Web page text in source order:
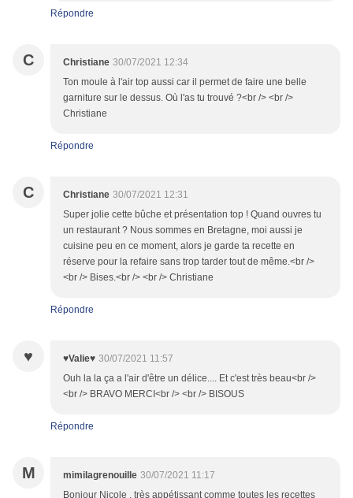
Répondre
C Christiane 30/07/2021 12:34
Ton moule à l'air top aussi car il permet de faire une belle
garniture sur le dessus. Où l'as tu trouvé ?<br /> <br />
Christiane
Répondre
C Christiane 30/07/2021 12:31
Super jolie cette bûche et présentation top ! Quand ouvres tu
un restaurant ? Nous sommes en Bretagne, moi aussi je
cuisine peu en ce moment, alors je garde ta recette en
réserve pour la refaire sans trop tarder tout de même.<br />
<br /> Bises.<br /> <br /> Christiane
Répondre
♥ ♥Valie♥ 30/07/2021 11:57
Ouh la la ça a l'air d'être un délice.... Et c'est très beau<br />
<br /> BRAVO MERCI<br /> <br /> BISOUS
Répondre
M mimilagrenouille 30/07/2021 11:17
Bonjour Nicole , très appétissant comme toutes les recettes